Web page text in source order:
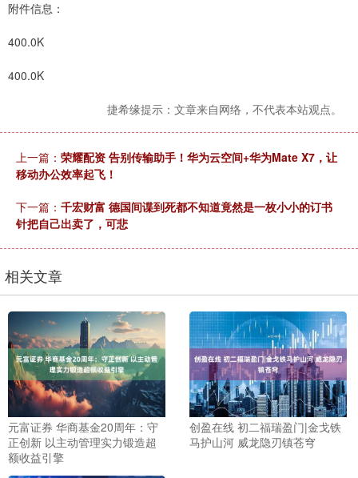
附件信息：
400.0K
400.0K
捷希缘提示：文章来自网络，不代表本站观点。
上一篇： 荣耀配资 告别传输助手！华为云空间+华为Mate X7，让
移动办公效率起飞！
下一篇： 千宏财富 德国间谍到死都不知道竟然是一枚小小的订书
针把自己出卖了，可悲
相关文章
元富证券 华商基金20周年：守
正创新 以主动管理实力锻造超
额收益引擎
创盈在线 初二福瑞盈门|金戈铁
马护山河 威龙隐刃镇苍穹